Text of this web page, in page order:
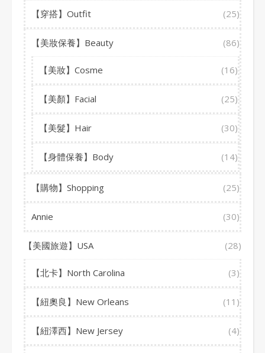
【穿搭】Outfit (25)
【美妝保養】Beauty (86)
【美妝】Cosme (16)
【美顏】Facial (25)
【美髮】Hair (30)
【身體保養】Body (14)
【購物】Shopping (25)
Annie (30)
【美國旅遊】USA (28)
【北卡】North Carolina (3)
【紐奧良】New Orleans (11)
【紐澤西】New Jersey (4)